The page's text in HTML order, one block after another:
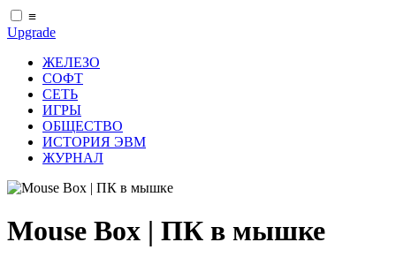
≡
Upgrade
ЖЕЛЕЗО
СОФТ
СЕТЬ
ИГРЫ
ОБЩЕСТВО
ИСТОРИЯ ЭВМ
ЖУРНАЛ
Mouse Box | ПК в мышке